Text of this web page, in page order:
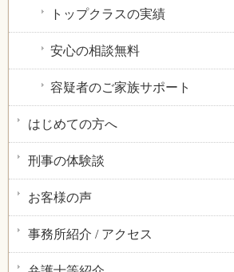
トップクラスの実績
安心の相談無料
容疑者のご家族サポート
はじめての方へ
刑事の体験談
お客様の声
事務所紹介 / アクセス